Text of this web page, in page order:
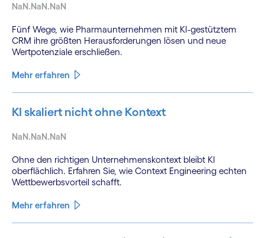
NaN.NaN.NaN
Fünf Wege, wie Pharmaunternehmen mit KI-gestütztem
CRM ihre größten Herausforderungen lösen und neue
Wertpotenziale erschließen.
Mehr erfahren
KI skaliert nicht ohne Kontext
NaN.NaN.NaN
Ohne den richtigen Unternehmenskontext bleibt KI
oberflächlich. Erfahren Sie, wie Context Engineering echten
Wettbewerbsvorteil schafft.
Mehr erfahren